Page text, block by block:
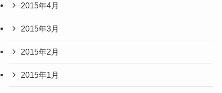
2015年4月
2015年3月
2015年2月
2015年1月